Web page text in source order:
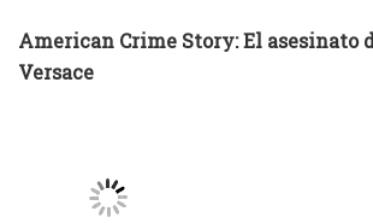
American Crime Story: El asesinato
Versace
PELÍCULAS